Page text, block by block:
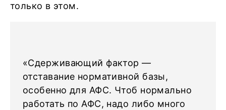
только в этом.
«Сдерживающий фактор —
отставание нормативной базы,
особенно для АФС. Чтоб нормально
работать по АФС, надо либо много